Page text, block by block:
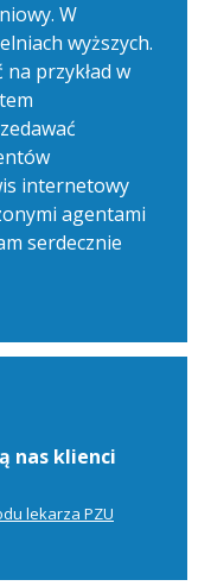
W
wyższych.
przykład w
internetowy
agentami
serdecznie
nas klienci
lekarza PZU